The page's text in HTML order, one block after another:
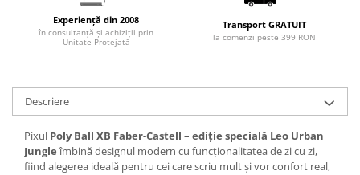
Articole pentru rufe, casa,
pardoseli
Intretinere si odorizante masina
Saci de gunoi
Accesorii pentru curatenie
Experiență din 2008
în consultanță și achiziții prin
Unitate Protejată
Transport GRATUIT
la comenzi peste 399 RON
Descriere
Pixul Poly Ball XB Faber-Castell – ediție specială Leo Urban
Jungleîmbină designul modern cu funcționalitatea de zi cu zi,
fiind alegerea ideală pentru cei care scriu mult și vor confort real,